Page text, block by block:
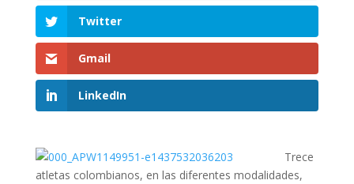
Twitter
Gmail
LinkedIn
Trece
atletas colombianos, en las diferentes modalidades,